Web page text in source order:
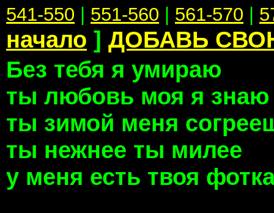
541-550
551-560 561-570
начало ] ДОБАВЬ
Без тебя я умираю
ты любовь моя я знаю
ты зимой меня
ты нежнее ты милее
у меня есть твоя